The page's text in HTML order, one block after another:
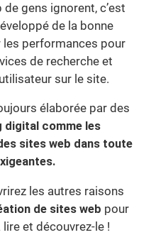
gens ignorent, c’est
de la bonne
les performances pour
de recherche et
sur le site.
élaborée par des
digital comme les
sites web dans toute
les autres raisons
de sites web pour
et découvrez-le !